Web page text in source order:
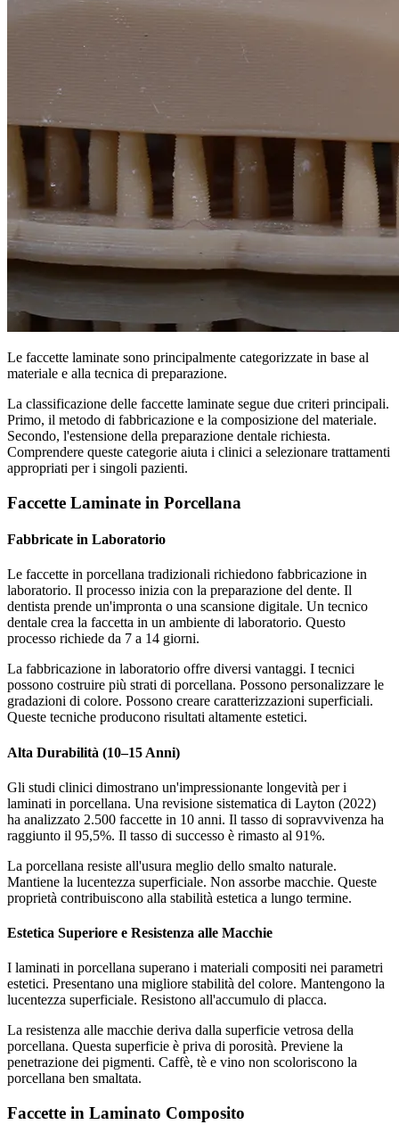
Le faccette laminate sono principalmente categorizzate in base al
materiale e alla tecnica di preparazione.
La classificazione delle faccette laminate segue due criteri principali.
Primo, il metodo di fabbricazione e la composizione del materiale.
Secondo, l'estensione della preparazione dentale richiesta.
Comprendere queste categorie aiuta i clinici a selezionare trattamenti
appropriati per i singoli pazienti.
Faccette Laminate in Porcellana
Fabbricate in Laboratorio
Le faccette in porcellana tradizionali richiedono fabbricazione in
laboratorio. Il processo inizia con la preparazione del dente. Il
dentista prende un'impronta o una scansione digitale. Un tecnico
dentale crea la faccetta in un ambiente di laboratorio. Questo
processo richiede da 7 a 14 giorni.
La fabbricazione in laboratorio offre diversi vantaggi. I tecnici
possono costruire più strati di porcellana. Possono personalizzare le
gradazioni di colore. Possono creare caratterizzazioni superficiali.
Queste tecniche producono risultati altamente estetici.
Alta Durabilità (10–15 Anni)
Gli studi clinici dimostrano un'impressionante longevità per i
laminati in porcellana. Una revisione sistematica di Layton (2022)
ha analizzato 2.500 faccette in 10 anni. Il tasso di sopravvivenza ha
raggiunto il 95,5%. Il tasso di successo è rimasto al 91%.
La porcellana resiste all'usura meglio dello smalto naturale.
Mantiene la lucentezza superficiale. Non assorbe macchie. Queste
proprietà contribuiscono alla stabilità estetica a lungo termine.
Estetica Superiore e Resistenza alle Macchie
I laminati in porcellana superano i materiali compositi nei parametri
estetici. Presentano una migliore stabilità del colore. Mantengono la
lucentezza superficiale. Resistono all'accumulo di placca.
La resistenza alle macchie deriva dalla superficie vetrosa della
porcellana. Questa superficie è priva di porosità. Previene la
penetrazione dei pigmenti. Caffè, tè e vino non scoloriscono la
porcellana ben smaltata.
Faccette in Laminato Composito